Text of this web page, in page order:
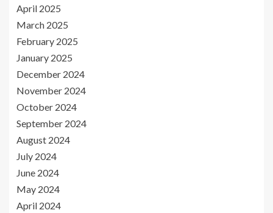
April 2025
March 2025
February 2025
January 2025
December 2024
November 2024
October 2024
September 2024
August 2024
July 2024
June 2024
May 2024
April 2024